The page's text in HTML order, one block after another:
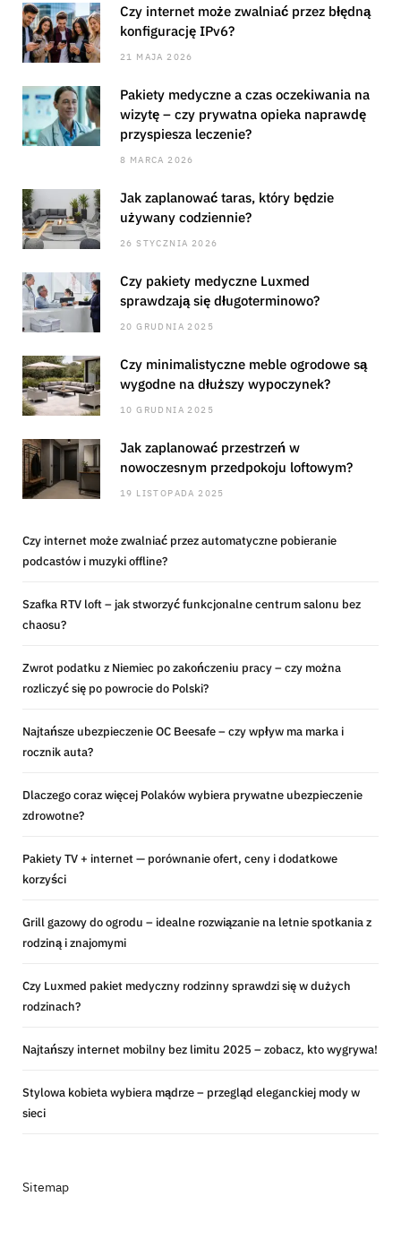
Czy internet może zwalniać przez błędną
konfigurację IPv6?
21 MAJA 2026
Pakiety medyczne a czas oczekiwania na
wizytę – czy prywatna opieka naprawdę
przyspiesza leczenie?
8 MARCA 2026
Jak zaplanować taras, który będzie
używany codziennie?
26 STYCZNIA 2026
Czy pakiety medyczne Luxmed
sprawdzają się długoterminowo?
20 GRUDNIA 2025
Czy minimalistyczne meble ogrodowe są
wygodne na dłuższy wypoczynek?
10 GRUDNIA 2025
Jak zaplanować przestrzeń w
nowoczesnym przedpokoju loftowym?
19 LISTOPADA 2025
Czy internet może zwalniać przez automatyczne pobieranie
podcastów i muzyki offline?
Szafka RTV loft – jak stworzyć funkcjonalne centrum salonu bez
chaosu?
Zwrot podatku z Niemiec po zakończeniu pracy – czy można
rozliczyć się po powrocie do Polski?
Najtańsze ubezpieczenie OC Beesafe – czy wpływ ma marka i
rocznik auta?
Dlaczego coraz więcej Polaków wybiera prywatne ubezpieczenie
zdrowotne?
Pakiety TV + internet — porównanie ofert, ceny i dodatkowe
korzyści
Grill gazowy do ogrodu – idealne rozwiązanie na letnie spotkania z
rodziną i znajomymi
Czy Luxmed pakiet medyczny rodzinny sprawdzi się w dużych
rodzinach?
Najtańszy internet mobilny bez limitu 2025 – zobacz, kto wygrywa!
Stylowa kobieta wybiera mądrze – przegląd eleganckiej mody w
sieci
Sitemap